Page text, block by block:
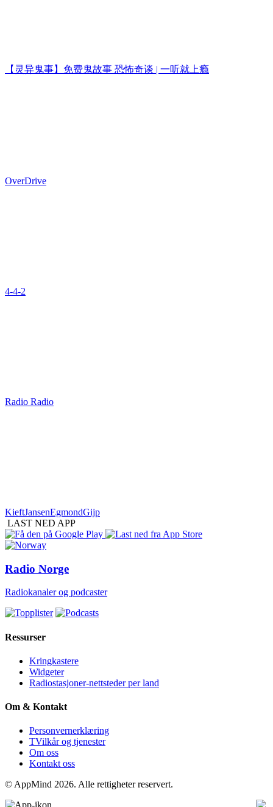
【灵异鬼事】免费鬼故事 恐怖奇谈 | 一听就上瘾
OverDrive
4-4-2
Radio Radio
KieftJansenEgmondGijp
LAST NED APP
Radio Norge
Radiokanaler og podcaster
Ressurser
Kringkastere
Widgeter
Radiostasjoner-nettsteder per land
Om & Kontakt
Personvernerklæring
TVilkår og tjenester
Om oss
Kontakt oss
© AppMind 2026. Alle rettigheter reservert.